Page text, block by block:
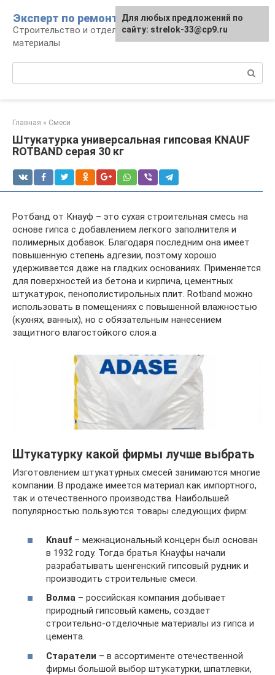
контенту
Эксперт по ремонту
Строительство и отделка: работы и
материалы
Главная » Смеси
Штукатурка универсальная гипсовая KNAUF
ROTBAND серая 30 кг
Ротбанд от Кнауф – это сухая строительная смесь на
основе гипса с добавлением легкого заполнителя и
полимерных добавок. Благодаря последним она имеет
повышенную степень адгезии, поэтому хорошо
удерживается даже на гладких основаниях. Применяется
для поверхностей из бетона и кирпича, цементных
штукатурок, пенополистирольных плит. Rotband можно
использовать в помещениях с повышенной влажностью
(кухнях, ванных), но с обязательным нанесением
защитного влагостойкого слоя.а
Штукатурку какой фирмы лучше выбрать
Изготовлением штукатурных смесей занимаются многие
компании. В продаже имеется материал как импортного,
так и отечественного производства. Наибольшей
популярностью пользуются товары следующих фирм:
Knauf – межнациональный концерн был основан
в 1932 году. Тогда братья Кнауфы начали
разрабатывать шенгенский гипсовый рудник и
производить строительные смеси.
Волма – российская компания добывает
природный гипсовый камень, создает
строительно-отделочные материалы из гипса и
цемента.
Старатели – в ассортименте отечественной
фирмы большой выбор штукатурки, шпатлевки,
Для любых предложений по
сайту: strelok-33@cp9.ru
Для любых предложений по
сайту: strelok-33@cp9.ru